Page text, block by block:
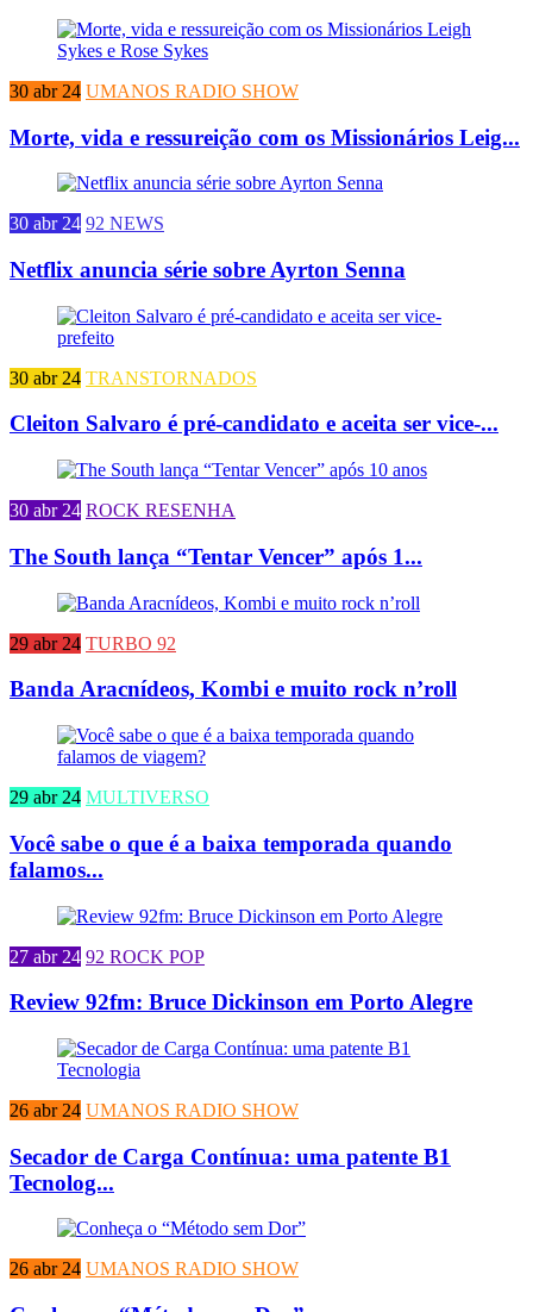
30 abr 24 UMANOS RADIO SHOW
Morte, vida e ressureição com os Missionários Leig...
30 abr 24 92 NEWS
Netflix anuncia série sobre Ayrton Senna
30 abr 24 TRANSTORNADOS
Cleiton Salvaro é pré-candidato e aceita ser vice-...
30 abr 24 ROCK RESENHA
The South lança “Tentar Vencer” após 1...
29 abr 24 TURBO 92
Banda Aracnídeos, Kombi e muito rock n’roll
29 abr 24 MULTIVERSO
Você sabe o que é a baixa temporada quando
falamos...
27 abr 24 92 ROCK POP
Review 92fm: Bruce Dickinson em Porto Alegre
26 abr 24 UMANOS RADIO SHOW
Secador de Carga Contínua: uma patente B1
Tecnolog...
26 abr 24 UMANOS RADIO SHOW